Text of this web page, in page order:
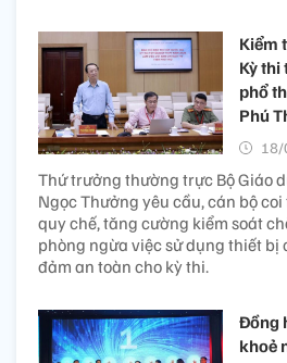
Kiểm
Kỳ thi
phổ
Phú
18/
Thứ trưởng thường trực Bộ Giáo
Ngọc Thưởng yêu cầu, cán bộ
quy chế, tăng cường kiểm soát
phòng ngừa việc sử dụng thiết bị
đảm an toàn cho kỳ thi.
Đồng
khoẻ